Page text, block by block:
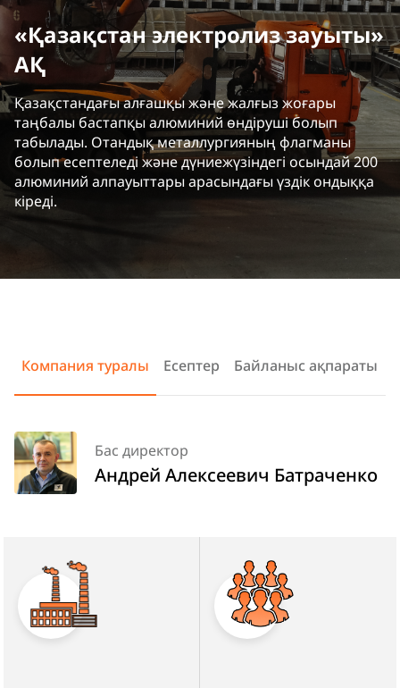
«Қазақстан электролиз зауыты»
АҚ
Қазақстандағы алғашқы және жалғыз жоғары
таңбалы бастапқы алюминий өндіруші болып
табылады. Отандық металлургияның флагманы
болып есептеледі және дүниежүзіндегі осындай 200
алюминий алпауыттары арасындағы үздік ондыққа
кіреді.
Компания туралы Есептер Байланыс ақпараты
Бас директор
Андрей Алексеевич Батраченко